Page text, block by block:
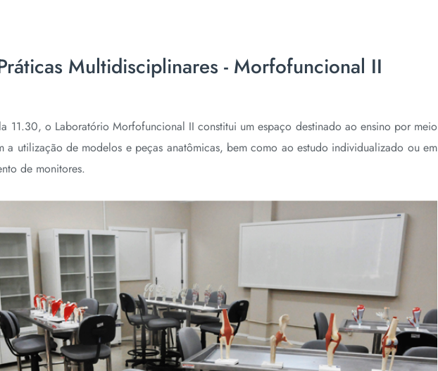
Multidisciplinares - Morfofuncional II
11.30, o Laboratório Morfofuncional II constitui um espaço destinado ao ensino por meio
a utilização de modelos e peças anatômicas, bem como ao estudo individualizado ou em
de monitores.